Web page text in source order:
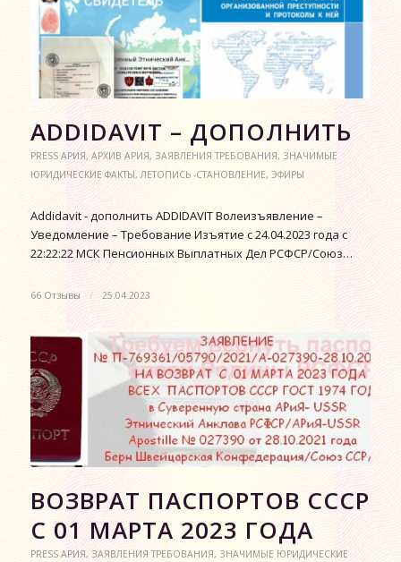
АDDIDAVIT – ДОПОЛНИТЬ
PRESS АРИЯ,АРХИВ АРИЯ,ЗАЯВЛЕНИЯ ТРЕБОВАНИЯ,ЗНАЧИМЫЕ
ЮРИДИЧЕСКИЕ ФАКТЫ,ЛЕТОПИСЬ -СТАНОВЛЕНИЕ, ЭФИРЫ
Аddidavit - дополнить ADDIDAVIT Волеизъявление –
Уведомление – Требование Изъятие с 24.04.2023 года с
22:22:22 МСК Пенсионных Выплатных Дел РСФСР/Союз…
66 Отзывы / 25.04.2023
ВОЗВРАТ ПАСПОРТОВ СССР
С 01 МАРТА 2023 ГОДА
PRESS АРИЯ,ЗАЯВЛЕНИЯ ТРЕБОВАНИЯ,ЗНАЧИМЫЕ ЮРИДИЧЕСКИЕ